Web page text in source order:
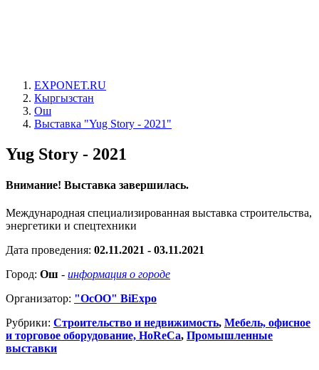
EXPONET.RU
Кыргызстан
Ош
Выставка "Yug Story - 2021"
Yug Story - 2021
Внимание! Выставка завершилась.
Международная специализированная выставка строительства,
энергетики и спецтехники
Дата проведения: 02.11.2021 - 03.11.2021
Город: Ош - информация о городе
Организатор: "ОсОО" BiExpo
Рубрики: Строительство и недвижимость, Мебель, офисное
и торговое оборудование, HoReCa, Промышленные
выставки